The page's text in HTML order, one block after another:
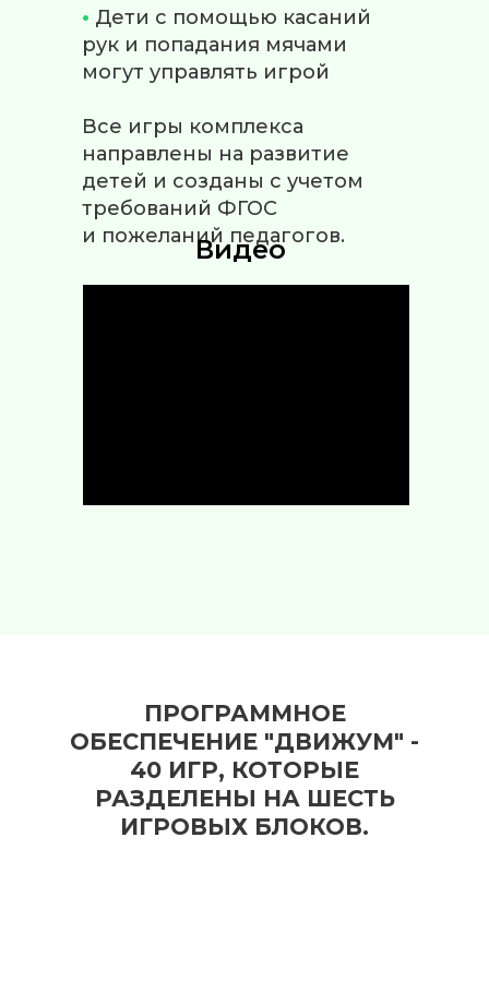
• Дети с помощью касаний
рук и попадания мячами
могут управлять игрой
Все игры комплекса
направлены на развитие
детей и созданы с учетом
требований ФГОС
и пожеланий педагогов.
Видео
ПРОГРАММНОЕ
ОБЕСПЕЧЕНИЕ "ДВИЖУМ" -
40 ИГР, КОТОРЫЕ
РАЗДЕЛЕНЫ НА ШЕСТЬ
ИГРОВЫХ БЛОКОВ.